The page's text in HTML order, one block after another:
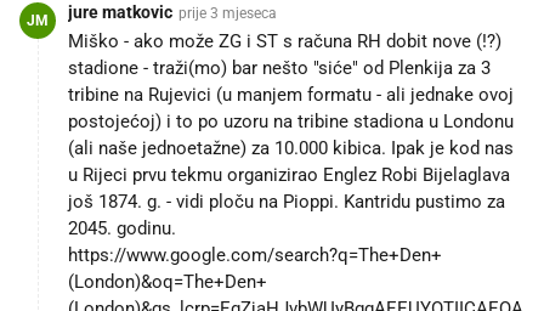
JM jure matkovic prije 3 mjeseca
Miško - ako može ZG i ST s računa RH dobit nove (!?)
stadione - traži(mo) bar nešto "siće" od Plenkija za 3
tribine na Rujevici (u manjem formatu - ali jednake ovoj
postojećoj) i to po uzoru na tribine stadiona u Londonu
(ali naše jednoetažne) za 10.000 kibica. Ipak je kod nas
u Rijeci prvu tekmu organizirao Englez Robi Bijelaglava
još 1874. g. - vidi ploču na Pioppi. Kantridu pustimo za
2045. godinu.
https://www.google.com/search?q=The+Den+
(London)&oq=The+Den+